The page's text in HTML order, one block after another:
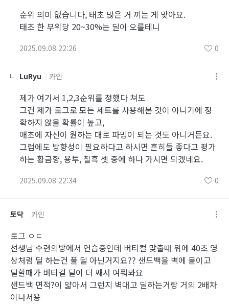
순위 의미 없습니다, 태초 많은 거 끼는 게 맞아요.
태초 한 부위당 20~30%는 딜이 오를테니
2025.09.08 22:26 0
LuRyu 카인
제가 여기서 1,2,3순위를 정했다 쳐도
그건 제가 로그로 모든 세트를 사용해본 것이 아니기에 정
확하지 않을 확률이 높고,
애초에 자신이 원하는 대로 파밍이 되는 것도 아니거든요.
그럼에도 방향성이 필요하다고 하시면 흔히들 좋다고 평가
하는 황금향, 용투, 칠흑 셋 중에 하나 가시면 되겠네요.
2025.09.08 22:34 0
토닥 카인
로그 ㅇㄷ
선생님 수련의방에서 연습중인데 버티컬 맞출때 위에 40초 영
상처럼 딜 하는건 풀 딜 아닌거지요?? 샌드백을 벽에 붙이고
딜할때가 버티컬 딜이 더 쌔서 여쭤봐요
샌드백 면적?이 얇아서 그런지 벽대고 딜하는거랑 거의 2배차
이나서용